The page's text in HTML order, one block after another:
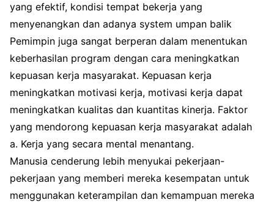
yang efektif, kondisi tempat bekerja yang
menyenangkan dan adanya system umpan balik
Pemimpin juga sangat berperan dalam menentukan
keberhasilan program dengan cara meningkatkan
kepuasan kerja masyarakat. Kepuasan kerja
meningkatkan motivasi kerja, motivasi kerja dapat
meningkatkan kualitas dan kuantitas kinerja. Faktor
yang mendorong kepuasan kerja masyarakat adalah
a. Kerja yang secara mental menantang.
Manusia cenderung lebih menyukai pekerjaan-
pekerjaan yang memberi mereka kesempatan untuk
menggunakan keterampilan dan kemampuan mereka